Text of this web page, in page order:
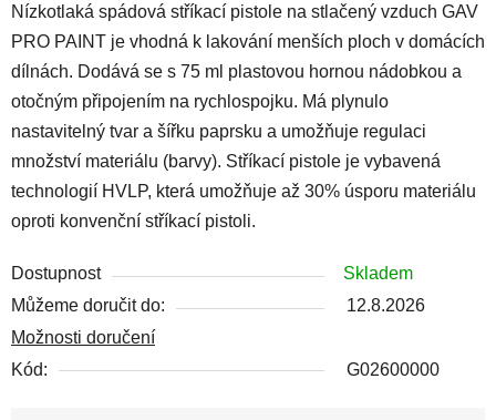
Nízkotlaká spádová stříkací pistole na stlačený vzduch GAV
PRO PAINT je vhodná k lakování menších ploch v domácích
dílnách. Dodává se s 75 ml plastovou hornou nádobkou a
otočným připojením na rychlospojku. Má plynulo
nastavitelný tvar a šířku paprsku a umožňuje regulaci
množství materiálu (barvy). Stříkací pistole je vybavená
technologií HVLP, která umožňuje až 30% úsporu materiálu
oproti konvenční stříkací pistoli.
Dostupnost
Skladem
Můžeme doručit do:
12.8.2026
Možnosti doručení
Kód:
G02600000